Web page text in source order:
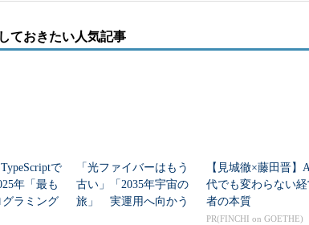
ITセキュリティ業界の女
という形にすることで、
持つ人の最初の入口のハ
たかった。これを機に、
ておきたい人気記事
で
年「最も
グラミング
「光ファイバーはもう
古い」「2035年宇宙の
旅」 実運用へ向かう
【見城徹×藤田晋】
代でも変わらない
者の本質
PR(FINCHI on GOETHE)